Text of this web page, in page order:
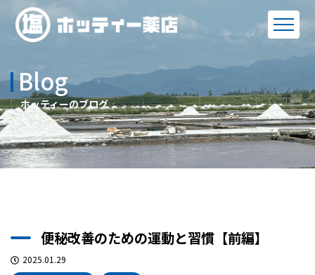
Blog
ホッティーのブログ
便秘改善のための運動と習慣【前編】
2025.01.29